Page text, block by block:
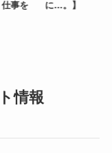
事を
に…。】
情報